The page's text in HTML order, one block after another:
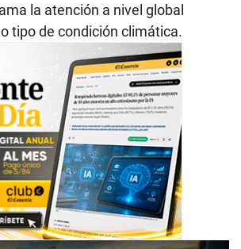
la atención a nivel global
tipo de condición climática.